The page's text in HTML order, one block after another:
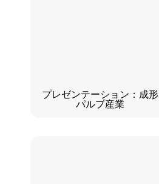
プレゼンテーション：成形
パルプ産業